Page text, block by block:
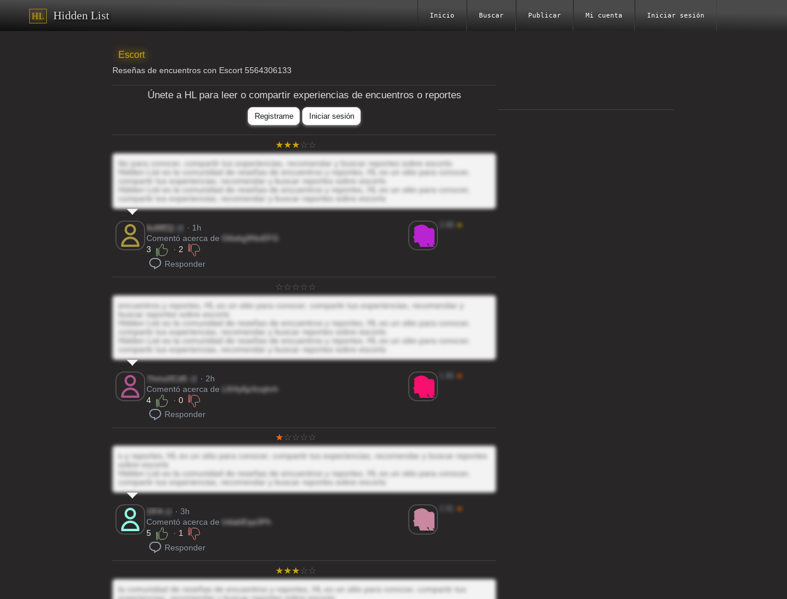
HL Hidden List Inicio Buscar Publicar Mi cuenta Iniciar sesión
Escort
Reseñas de encuentros con Escort 5564306133
Únete a HL para leer o compartir experiencias de encuentros o reportes
Registrame Iniciar sesión
itio para conocer, compartir tus experiencias, recomendar y buscar reportes sobre escorts
Hidden List es la comunidad de reseñas de encuentros y reportes, HL es un sitio para conocer,
compartir tus experiencias, recomendar y buscar reportes sobre escorts
Hidden List es la comunidad de reseñas de encuentros y reportes, HL es un sitio para conocer,
compartir tus experiencias, recomendar y buscar reportes sobre escorts
ltuMEQ
· 1h
Comentó acerca de
G6ekg9NoEFG
3
· 2
Responder
★
encuentros y reportes, HL es un sitio para conocer, compartir tus experiencias, recomendar y
buscar reportes sobre escorts
Hidden List es la comunidad de reseñas de encuentros y reportes, HL es un sitio para conocer,
compartir tus experiencias, recomendar y buscar reportes sobre escorts
Hidden List es la comunidad de reseñas de encuentros y reportes, HL es un sitio para conocer,
compartir tus experiencias, recomendar y buscar reportes sobre escorts
7hmu0Cd5
· 2h
Comentó acerca de
LKHy6pXoqhrh
4
· 0
Responder
★
s y reportes, HL es un sitio para conocer, compartir tus experiencias, recomendar y buscar reportes
sobre escorts
Hidden List es la comunidad de reseñas de encuentros y reportes, HL es un sitio para conocer,
compartir tus experiencias, recomendar y buscar reportes sobre escorts
· 3h
Comentó acerca de
UdabEqa3Ph
5
· 1
Responder
★
la comunidad de reseñas de encuentros y reportes, HL es un sitio para conocer, compartir tus